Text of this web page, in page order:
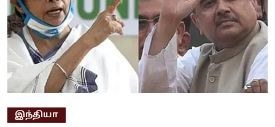
இந்தியா